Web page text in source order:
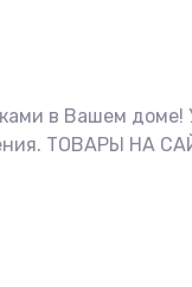
в Вашем доме!
ТОВАРЫ НА